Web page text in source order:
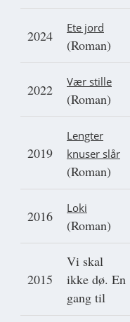
2024 Ete jord
(Roman)
2022 Vær stille
(Roman)
2019
Lengter
knuser slår
(Roman)
2016 Loki
(Roman)
2015
Vi skal
ikke dø. En
gang til